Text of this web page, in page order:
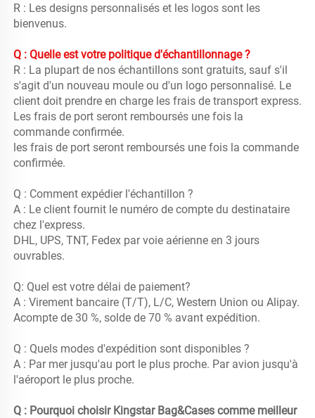
R : Les designs personnalisés et les logos sont les
bienvenus.
Q : Quelle est votre politique d'échantillonnage ?
R : La plupart de nos échantillons sont gratuits, sauf s'il
s'agit d'un nouveau moule ou d'un logo personnalisé. Le
client doit prendre en charge les frais de transport express.
Les frais de port seront remboursés une fois la
commande confirmée.
les frais de port seront remboursés une fois la commande
confirmée.
Q : Comment expédier l'échantillon ?
A : Le client fournit le numéro de compte du destinataire
chez l'express.
DHL, UPS, TNT, Fedex par voie aérienne en 3 jours
ouvrables.
Q: Quel est votre délai de paiement?
Acompte de 30 %, solde de 70 % avant expédition.
Q : Quels modes d'expédition sont disponibles ?
A : Par mer jusqu'au port le plus proche. Par avion jusqu'à
l'aéroport le plus proche.
Q : Pourquoi choisir Kingstar Bag&Cases comme meilleur